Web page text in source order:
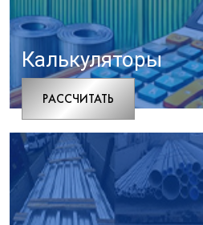
Калькуляторы
РАCСЧИТАТЬ